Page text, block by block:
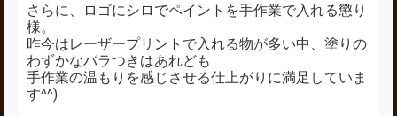
さらに、ロゴにシロでペイントを手作業で入れる懲り
様。
昨今はレーザープリントで入れる物が多い中、塗りの
わずかなバラつきはあれども
手作業の温もりを感じさせる仕上がりに満足していま
す^^)